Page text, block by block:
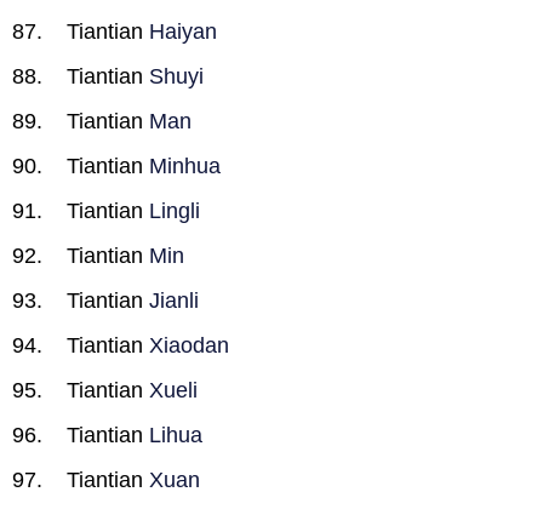
Tiantian Haiyan
Tiantian Shuyi
Tiantian Man
Tiantian Minhua
Tiantian Lingli
Tiantian Min
Tiantian Jianli
Tiantian Xiaodan
Tiantian Xueli
Tiantian Lihua
Tiantian Xuan